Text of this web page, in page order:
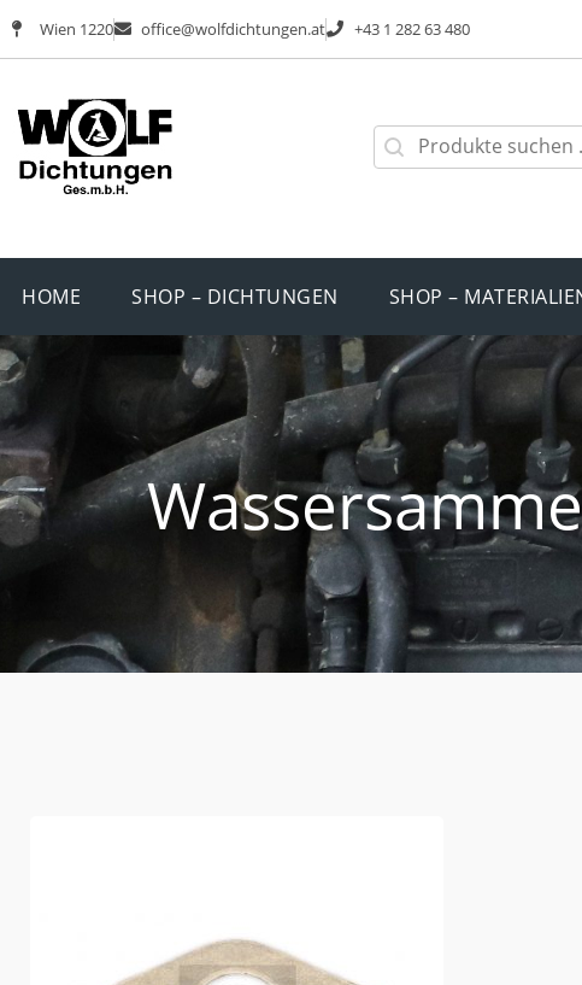
Wien 1220 office@wolfdichtungen.at +43 1 282 63 480
HOME SHOP – DICHTUNGEN SHOP –